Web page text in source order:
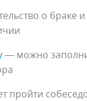
о браке и
— можно
пройти